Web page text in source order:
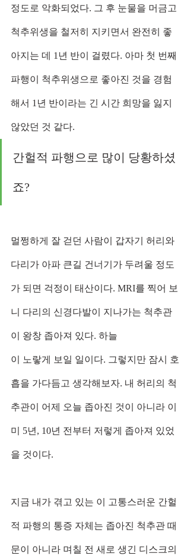
정도로 악화되었다. 그 후 눈물을 머금고
척추위생을 철저히 지키면서 완전히 좋
아지는 데 1년 반이 걸렸다. 아마 첫 번째
파행이 척추위생으로 좋아진 것을 경험
해서 1년 반이라는 긴 시간 희망을 잃지
않았던 것 같다.
간헐적 파행으로 많이 당황하셨
죠?
멀쩡하게 잘 걷던 사람이 갑자기 허리와
다리가 아파 큰길 건너기가 두려울 정도
가 되면 걱정이 태산이다. MRI를 찍어 보
니 다리의 신경다발이 지나가는 척추관
이 왕창 좁아져 있다. 하늘
이 노랗게 보일 일이다. 그렇지만 잠시 호
흡을 가다듬고 생각해보자. 내 허리의 척
추관이 어제 오늘 좁아진 것이 아니라 이
미 5년, 10년 전부터 저렇게 좁아져 있었
을 것이다.
지금 내가 겪고 있는 이 고통스러운 간헐
적 파행의 통증 자체는 좁아진 척추관 때
문이 아니라 며칠 전 새로 생긴 디스크의